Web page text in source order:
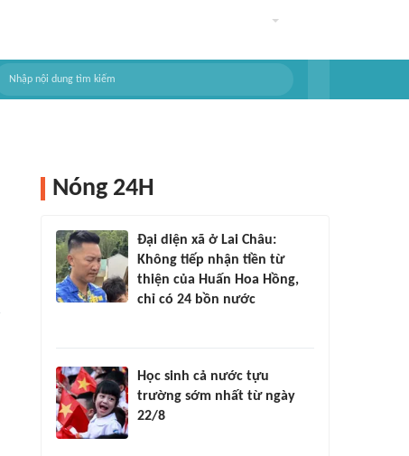
Nóng 24H
Đại diện xã ở Lai Châu:
Không tiếp nhận tiền từ
thiện của Huấn Hoa Hồng,
chỉ có 24 bồn nước
Học sinh cả nước tựu
trường sớm nhất từ ngày
22/8